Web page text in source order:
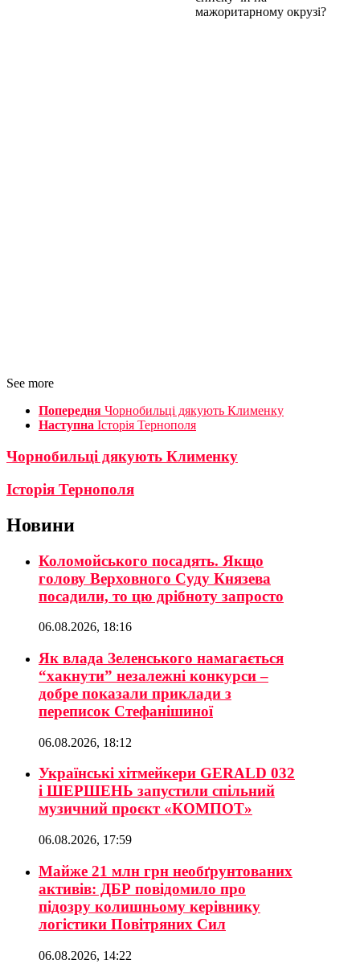
мажоритарному окрузі?
See more
Попередня Чорнобильці дякують Клименку
Наступна Історія Тернополя
Чорнобильці дякують Клименку
Історія Тернополя
Новини
Коломойського посадять. Якщо
голову Верховного Суду Князева
посадили, то цю дрібноту запросто
06.08.2026, 18:16
Як влада Зеленського намагається
“хакнути” незалежні конкурси –
добре показали приклади з
переписок Стефанішиної
06.08.2026, 18:12
Українські хітмейкери GERALD 032
і ШЕРШЕНЬ запустили спільний
музичний проєкт «КОМПОТ»
06.08.2026, 17:59
Майже 21 млн грн необґрунтованих
активів: ДБР повідомило про
підозру колишньому керівнику
логістики Повітряних Сил
06.08.2026, 14:22